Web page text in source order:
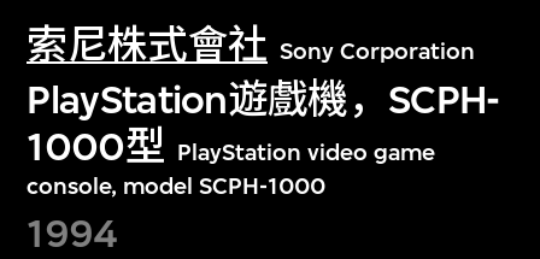
索尼株式會社 Sony Corporation
PlayStation遊戲機，SCPH-
1000型 PlayStation video game
console, model SCPH-1000
1994
文化藏品。